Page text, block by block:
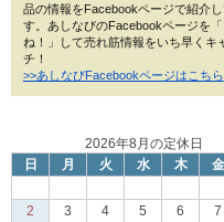
品の情報をFacebookページで紹介し
す。あしなびのFacebookページを
ね！」して売れ筋情報をいち早くキ
チ！
>>あしなびFacebookページはこちら
2026年8月の定休日
日
月 火 水 木 金
2
3 4 5 6 7